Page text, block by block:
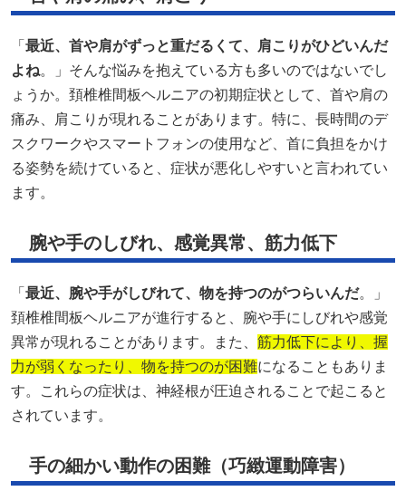
「 最近、首や肩がずっと重だるくて、肩こりがひどいんだ
よね。」そんな悩みを抱えている方も多いのではないでし
ょうか。頚椎椎間板ヘルニアの初期症状として、首や肩の
痛み、肩こりが現れることがあります。特に、長時間のデ
スクワークやスマートフォンの使用など、首に負担をかけ
る姿勢を続けていると、症状が悪化しやすいと言われてい
ます。
腕や手のしびれ、感覚異常、筋力低下
「 最近、腕や手がしびれて、物を持つのがつらいんだ。」
頚椎椎間板ヘルニアが進行すると、腕や手にしびれや感覚
異常が現れることがあります。また、 筋力低下により、握
力が弱くなったり、物を持つのが困難になることもありま
す。これらの症状は、神経根が圧迫されることで起こると
されています。
手の細かい動作の困難（巧緻運動障害）